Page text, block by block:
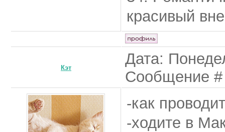
красивый
Кэт
Дата:
Сообщение
-как
-ходите в